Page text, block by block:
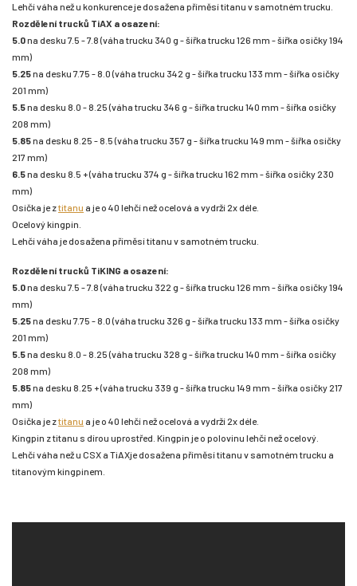
Lehčí váha než u konkurence je dosažena příměsí titanu v samotném trucku.
Rozdělení trucků TiAX a osazení:
5.0na desku 7.5 - 7.8 (váha trucku 340 g - šířka trucku 126 mm - šířka osičky 194
mm)
5.25na desku 7.75 - 8.0 (váha trucku 342 g - šířka trucku 133 mm - šířka osičky
201 mm)
5.5na desku 8.0 - 8.25 (váha trucku 346 g - šířka trucku 140 mm - šířka osičky
208 mm)
5.85na desku 8.25 - 8.5 (váha trucku 357 g - šířka trucku 149 mm - šířka osičky
217 mm)
6.5na desku 8.5 + (váha trucku 374 g - šířka trucku 162 mm - šířka osičky 230
mm)
Osička je ztitanu a je o 40 lehčí než ocelová a vydrží 2x déle.
Ocelový kingpin.
Lehčí váha je dosažena příměsí titanu v samotném trucku.
Rozdělení trucků TiKING a osazení:
5.0na desku 7.5 - 7.8 (váha trucku 322 g - šířka trucku 126 mm - šířka osičky 194
mm)
5.25na desku 7.75 - 8.0 (váha trucku 326 g - šířka trucku 133 mm - šířka osičky
201 mm)
5.5na desku 8.0 - 8.25 (váha trucku 328 g - šířka trucku 140 mm - šířka osičky
208 mm)
5.85na desku 8.25 + (váha trucku 339 g - šířka trucku 149 mm - šířka osičky 217
mm)
Osička je ztitanu a je o 40 lehčí než ocelová a vydrží 2x déle.
Kingpin z titanu s dírou uprostřed. Kingpin je o polovinu lehčí než ocelový.
Lehčí váha než u CSX a TiAXje dosažena příměsí titanu v samotném trucku a
titanovým kingpinem.